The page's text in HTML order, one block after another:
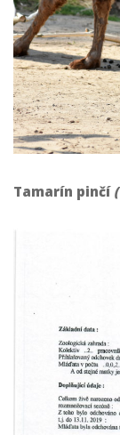
Tamarín pinčí